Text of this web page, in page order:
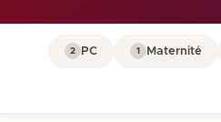
Maternité
1
PC
2